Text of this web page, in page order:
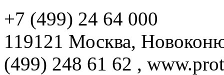
+7 (499) 24 64 000
119121 Москва,
(499) 248 61 62 ,